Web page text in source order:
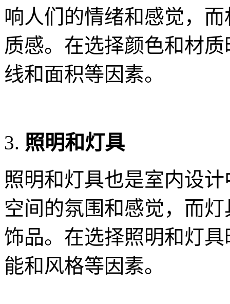
响人们的情绪和感觉，
质感。在选择颜色和材
线和面积等因素。
照明和灯具
照明和灯具也是室内设
空间的氛围和感觉，而
饰品。在选择照明和灯
能和风格等因素。